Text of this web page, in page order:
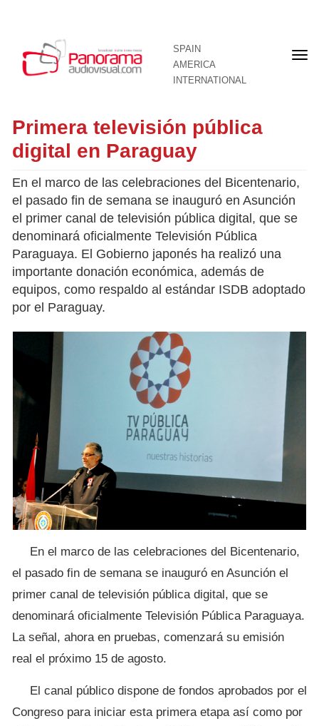
SPAIN
AMERICA
INTERNATIONAL
Primera televisión pública
digital en Paraguay
En el marco de las celebraciones del Bicentenario,
el pasado fin de semana se inauguró en Asunción
el primer canal de televisión pública digital, que se
denominará oficialmente Televisión Pública
Paraguaya. El Gobierno japonés ha realizó una
importante donación económica, además de
equipos, como respaldo al estándar ISDB adoptado
por el Paraguay.
En el marco de las celebraciones del Bicentenario,
el pasado fin de semana se inauguró en Asunción el
primer canal de televisión pública digital, que se
denominará oficialmente Televisión Pública Paraguaya.
La señal, ahora en pruebas, comenzará su emisión
real el próximo 15 de agosto.
El canal público dispone de fondos aprobados por el
Congreso para iniciar esta primera etapa así como por